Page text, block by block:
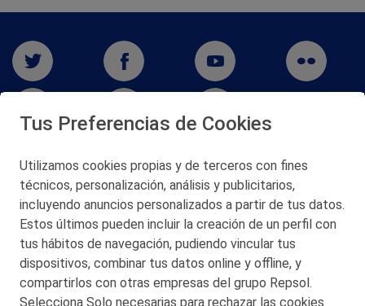
San Martín 5-Edificio Muñatones,
48550 Muskiz (Bizkaia)
Telf. 946 357 000
© 2026 Petronor S.A.
Tus Preferencias de Cookies
Utilizamos cookies propias y de terceros con fines
técnicos, personalización, análisis y publicitarios,
incluyendo anuncios personalizados a partir de tus datos.
Estos últimos pueden incluir la creación de un perfil con
tus hábitos de navegación, pudiendo vincular tus
dispositivos, combinar tus datos online y offline, y
compartirlos con otras empresas del grupo Repsol.
Selecciona Solo necesarias para rechazar las cookies